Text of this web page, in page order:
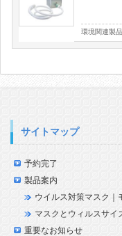
環境関連製品
サイトマップ
予約完了
製品案内
ウイルス対策マスク｜
マスクとウィルスサイ
重要なお知らせ